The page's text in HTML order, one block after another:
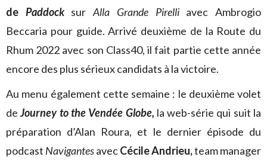
de PaddocksurAlla Grande Pirelliavec Ambrogio
Beccaria pour guide. Arrivé deuxième de la Route du
Rhum 2022 avec son Class40, il fait partie cette année
encore des plus sérieux candidats à la victoire.
Au menu également cette semaine : le deuxième volet
deJourney to the Vendée Globe, la web-série qui suit la
préparation d’Alan Roura, et le dernier épisode du
podcast NavigantesavecCécile Andrieu,team manager